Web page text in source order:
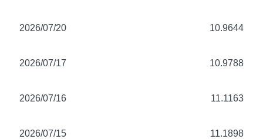
2026/07/20 10.9644
2026/07/17 10.9788
2026/07/16 11.1163
2026/07/15 11.1898